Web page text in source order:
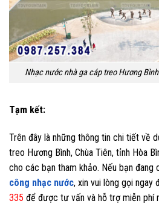
Nhạc nước nhà ga cáp treo Hương
Tạm kết:
Trên đây là những thông tin chi tiết về
treo Hương Bình, Chùa Tiên, tỉnh Hòa
cho các bạn tham khảo. Nếu bạn đang
công nhạc nước, xin vui lòng gọi ngay
335 để được tư vấn và hỗ trợ miễn phí